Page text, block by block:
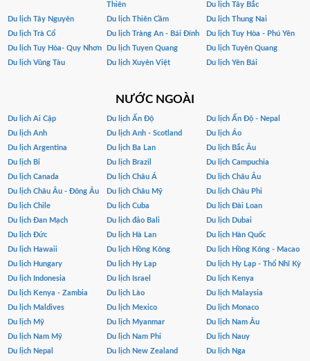
Thiên
Du lịch Tây Bắc
Du lịch Tây Nguyên
Du lịch Thiên Cầm
Du lịch Thung Nai
Du lịch Trà Cổ
Du lịch Tràng An - Bái Đính
Du lịch Tuy Hòa - Phú Yên
Du lịch Tuy Hòa- Quy Nhơn
Du lịch Tuyen Quang
Du lịch Tuyên Quang
Du lịch Vũng Tàu
Du lịch Xuyên Việt Du lịch Yên Bái
NƯỚC NGOÀI
Du lịch Ai Cập Du lịch Ấn Độ
Du lịch Ấn Độ - Nepal
Du lịch Anh
Du lịch Anh - Scotland
Du lịch Áo
Du lịch Argentina
Du lịch Ba Lan
Du lịch Bắc Âu
Du lịch Bỉ
Du lịch Brazil
Du lịch Campuchia
Du lịch Canada
Du lịch Châu Á
Du lịch Châu Âu
Du lịch Châu Âu - Đông Âu
Du lịch Châu Mỹ
Du lịch Châu Phi
Du lịch Chile
Du lịch Cuba
Du lịch Đài Loan
Du lịch Đan Mạch
Du lịch đảo Bali
Du lịch Dubai
Du lịch Đức
Du lịch Hà Lan
Du lịch Hàn Quốc
Du lịch Hawaii
Du lịch Hồng Kông
Du lịch Hồng Kông - Macao
Du lịch Hungary
Du lịch Hy Lạp
Du lịch Hy Lạp - Thổ Nhĩ Kỳ
Du lịch Indonesia
Du lịch Israel
Du lịch Kenya
Du lịch Kenya - Zambia
Du lịch Lào
Du lịch Malaysia
Du lịch Maldives
Du lịch Mexico
Du lịch Monaco
Du lịch Mỹ
Du lịch Myanmar
Du lịch Nam Âu
Du lịch Nam Mỹ
Du lịch Nam Phi
Du lịch Nauy
Du lịch Nepal
Du lịch New Zealand
Du lịch Nga